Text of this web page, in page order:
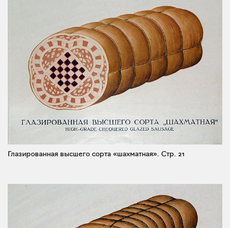
Глазированная высшего сорта «шахматная». Стр. 21